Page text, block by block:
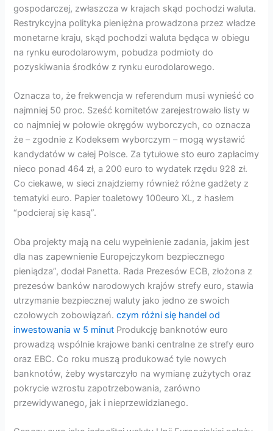
gospodarczej, zwłaszcza w krajach skąd pochodzi waluta.
Restrykcyjna polityka pieniężna prowadzona przez władze
monetarne kraju, skąd pochodzi waluta będąca w obiegu
na rynku eurodolarowym, pobudza podmioty do
pozyskiwania środków z rynku eurodolarowego.
Oznacza to, że frekwencja w referendum musi wynieść co
najmniej 50 proc. Sześć komitetów zarejestrowało listy w
co najmniej w połowie okręgów wyborczych, co oznacza
że – zgodnie z Kodeksem wyborczym – mogą wystawić
kandydatów w całej Polsce. Za tytułowe sto euro zapłacimy
nieco ponad 464 zł, a 200 euro to wydatek rzędu 928 zł.
Co ciekawe, w sieci znajdziemy również różne gadżety z
tematyki euro. Papier toaletowy 100euro XL, z hasłem
“podcieraj się kasą”.
Oba projekty mają na celu wypełnienie zadania, jakim jest
dla nas zapewnienie Europejczykom bezpiecznego
pieniądza”, dodał Panetta. Rada Prezesów ECB, złożona z
prezesów banków narodowych krajów strefy euro, stawia
utrzymanie bezpiecznej waluty jako jedno ze swoich
czołowych zobowiązań.czym różni się handel od
inwestowania w 5 minut Produkcję banknotów euro
prowadzą wspólnie krajowe banki centralne ze strefy euro
oraz EBC. Co roku muszą produkować tyle nowych
banknotów, żeby wystarczyło na wymianę zużytych oraz
pokrycie wzrostu zapotrzebowania, zarówno
przewidywanego, jak i nieprzewidzianego.